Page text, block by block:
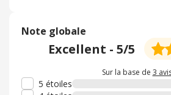
Note globale
Excellent - 5/5
Sur la base de 3
5 étoiles